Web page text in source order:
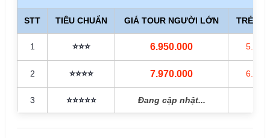
STT TIÊU CHUẨN GIÁ TOUR NGƯỜI LỚN TRẺ
1 ⭐️⭐️⭐️ 6.950.000
2 ⭐️⭐️⭐️⭐️ 7.970.000
3 ⭐️⭐️⭐️⭐️⭐️ Đang cập nhật...